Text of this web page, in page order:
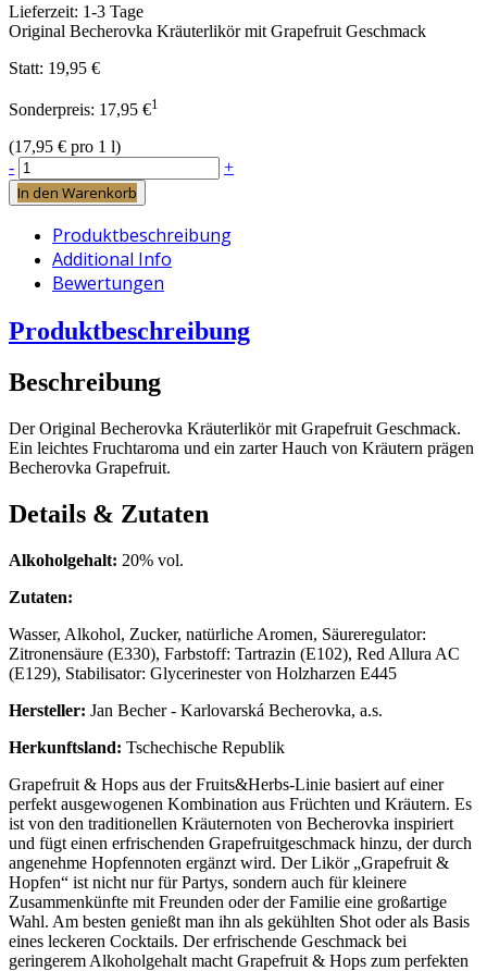
Lieferzeit: 1-3 Tage
Original Becherovka Kräuterlikör mit Grapefruit Geschmack
Statt: 19,95 €
Sonderpreis: 17,95 €1
(17,95 € pro 1 l)
-
+
In den Warenkorb
Produktbeschreibung
Additional Info
Bewertungen
Produktbeschreibung
Beschreibung
Der Original Becherovka Kräuterlikör mit Grapefruit Geschmack.
Ein leichtes Fruchtaroma und ein zarter Hauch von Kräutern prägen
Becherovka Grapefruit.
Details & Zutaten
Alkoholgehalt: 20% vol.
Zutaten:
Wasser, Alkohol, Zucker, natürliche Aromen, Säureregulator:
Zitronensäure (E330), Farbstoff: Tartrazin (E102), Red Allura AC
(E129), Stabilisator: Glycerinester von Holzharzen E445
Hersteller: Jan Becher - Karlovarská Becherovka, a.s.
Herkunftsland: Tschechische Republik
Grapefruit & Hops aus der Fruits&Herbs-Linie basiert auf einer
perfekt ausgewogenen Kombination aus Früchten und Kräutern. Es
ist von den traditionellen Kräuternoten von Becherovka inspiriert
und fügt einen erfrischenden Grapefruitgeschmack hinzu, der durch
angenehme Hopfennoten ergänzt wird. Der Likör „Grapefruit &
Hopfen“ ist nicht nur für Partys, sondern auch für kleinere
Zusammenkünfte mit Freunden oder der Familie eine großartige
Wahl. Am besten genießt man ihn als gekühlten Shot oder als Basis
eines leckeren Cocktails. Der erfrischende Geschmack bei
geringerem Alkoholgehalt macht Grapefruit & Hops zum perfekten